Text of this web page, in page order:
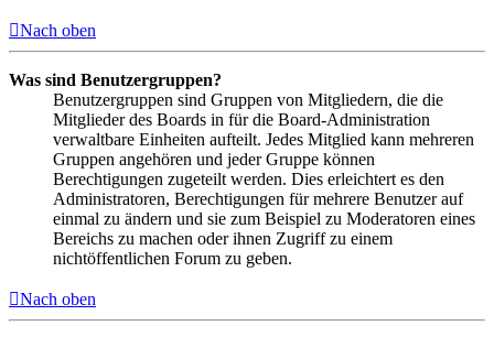
Nach oben
Was sind Benutzergruppen?
Benutzergruppen sind Gruppen von Mitgliedern, die die
Mitglieder des Boards in für die Board-Administration
verwaltbare Einheiten aufteilt. Jedes Mitglied kann mehreren
Gruppen angehören und jeder Gruppe können
Berechtigungen zugeteilt werden. Dies erleichtert es den
Administratoren, Berechtigungen für mehrere Benutzer auf
einmal zu ändern und sie zum Beispiel zu Moderatoren eines
Bereichs zu machen oder ihnen Zugriff zu einem
nichtöffentlichen Forum zu geben.
Nach oben